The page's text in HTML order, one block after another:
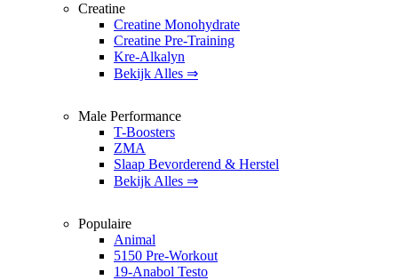
Creatine
Creatine Monohydrate
Creatine Pre-Training
Kre-Alkalyn
Bekijk Alles ⇒
Male Performance
T-Boosters
ZMA
Slaap Bevorderend & Herstel
Bekijk Alles ⇒
Populaire
Animal
5150 Pre-Workout
19-Anabol Testo